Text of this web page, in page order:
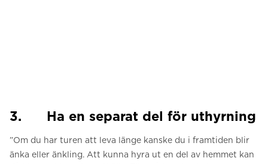
3. Ha en separat del för uthyrning
”Om du har turen att leva länge kanske du i framtiden blir
änka eller änkling. Att kunna hyra ut en del av hemmet kan